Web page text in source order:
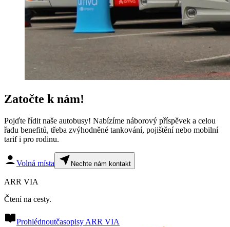
Zatočte k nám!
Pojďte řídit naše autobusy! Nabízíme náborový příspěvek a celou
řadu benefitů, třeba zvýhodněné tankování, pojištění nebo mobilní
tarif i pro rodinu.
Volná místa Nechte nám kontakt
ARR VIA
Čtení na cesty.
Prohlédnoutčasopisy ARR VIA